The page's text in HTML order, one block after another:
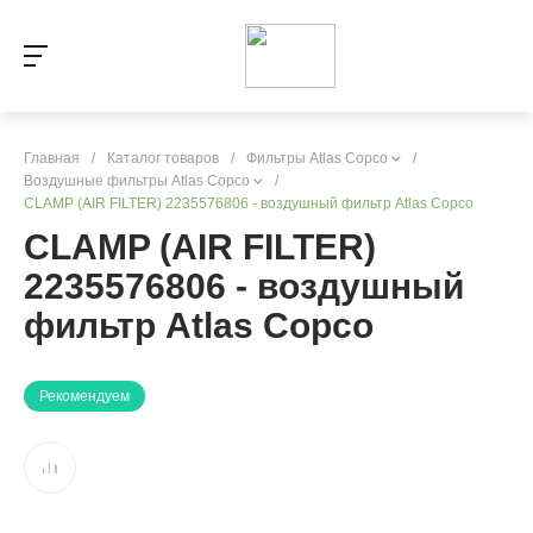
Главная / Каталог товаров / Фильтры Atlas Copco
/
Воздушные фильтры Atlas Copco
/
CLAMP (AIR FILTER) 2235576806 - воздушный фильтр Atlas Copco
CLAMP (AIR FILTER)
2235576806 - воздушный
фильтр Atlas Copco
Рекомендуем